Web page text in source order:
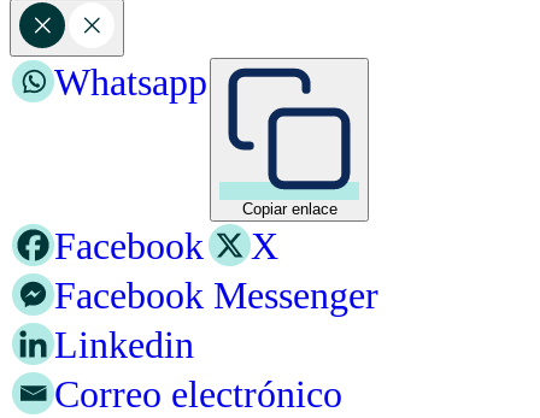
Copiar enlace
Whatsapp
Facebook
X
Facebook Messenger
Linkedin
Correo electrónico